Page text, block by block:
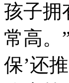
孩子拥
常高。
保’还